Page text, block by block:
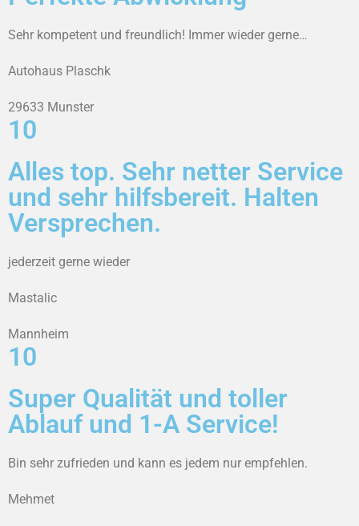
Sehr kompetent und freundlich! Immer wieder gerne…
Autohaus Plaschk
29633 Munster
10
Alles top. Sehr netter Service
und sehr hilfsbereit. Halten
Versprechen.
jederzeit gerne wieder
Mastalic
Mannheim
10
Super Qualität und toller
Ablauf und 1-A Service!
Bin sehr zufrieden und kann es jedem nur empfehlen.
Mehmet